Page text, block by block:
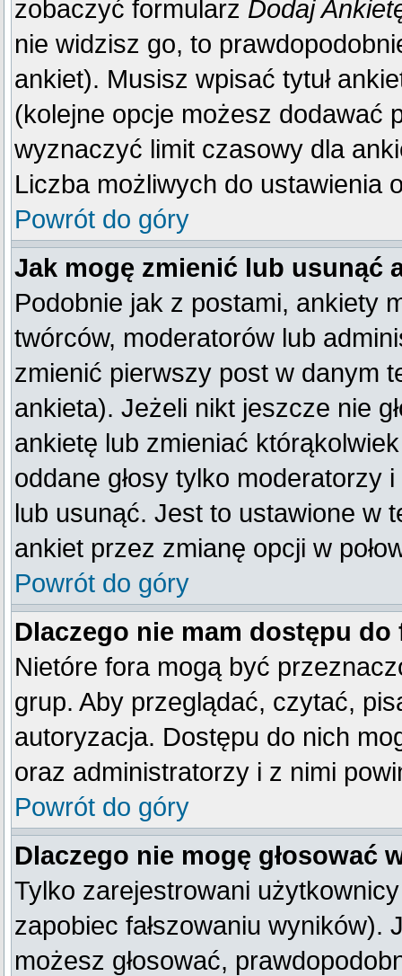
zobaczyć formularz Dodaj
nie widzisz go, to
ankiet). Musisz wpisać tytuł
(kolejne opcje możesz dodawać
wyznaczyć limit czasowy dla
Liczba możliwych do ustawienia
Powrót do góry
Jak mogę zmienić lub usunąć
Podobnie jak z postami, ankiety
twórców, moderatorów lub
zmienić pierwszy post w danym
ankieta). Jeżeli nikt jeszcze nie
ankietę lub zmieniać
oddane głosy tylko moderatorzy
lub usunąć. Jest to ustawione w
ankiet przez zmianę opcji w
Powrót do góry
Dlaczego nie mam dostępu do
Nietóre fora mogą być
grup. Aby przeglądać, czytać,
autoryzacja. Dostępu do nich
oraz administratorzy i z nimi
Powrót do góry
Dlaczego nie mogę głosować
Tylko zarejestrowani
zapobiec fałszowaniu wyników).
możesz głosować,